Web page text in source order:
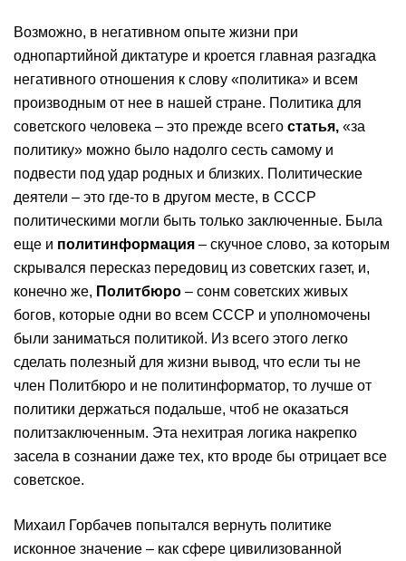
Возможно, в негативном опыте жизни при
однопартийной диктатуре и кроется главная разгадка
негативного отношения к слову «политика» и всем
производным от нее в нашей стране. Политика для
советского человека – это прежде всего статья, «за
политику» можно было надолго сесть самому и
подвести под удар родных и близких. Политические
деятели – это где-то в другом месте, в СССР
политическими могли быть только заключенные. Была
еще и политинформация – скучное слово, за которым
скрывался пересказ передовиц из советских газет, и,
конечно же, Политбюро – сонм советских живых
богов, которые одни во всем СССР и уполномочены
были заниматься политикой. Из всего этого легко
сделать полезный для жизни вывод, что если ты не
член Политбюро и не политинформатор, то лучше от
политики держаться подальше, чтоб не оказаться
политзаключенным. Эта нехитрая логика накрепко
засела в сознании даже тех, кто вроде бы отрицает все
советское.
Михаил Горбачев попытался вернуть политике
исконное значение – как сфере цивилизованной